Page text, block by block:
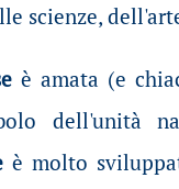
scienze,
è amata (e
dell'unità
è molto